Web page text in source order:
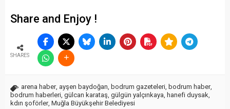
Share and Enjoy !
SHARES
arena haber, ayşen baydoğan bodrum gazeteleri bodrum haber,
bodrum haberleri gülcan karataş gülgün yalçınkaya hanefi duysak
kdın şoförler, Muğla Büyükşehir Belediyesi